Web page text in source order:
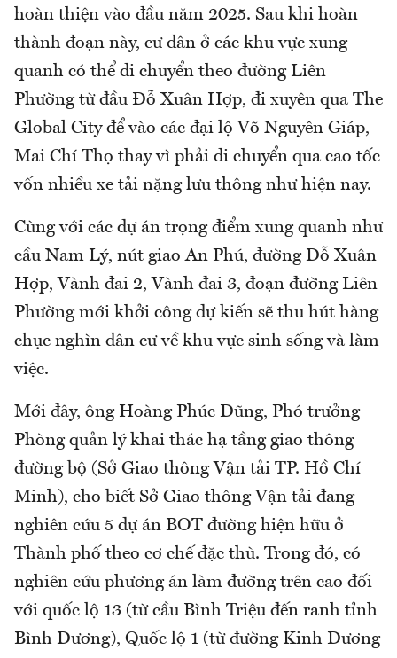
hoàn thiện vào đầu năm 2025. Sau khi hoàn
thành đoạn này, cư dân ở các khu vực xung
quanh có thể di chuyển theo đường Liên
Phường từ đầu Đỗ Xuân Hợp, đi xuyên qua The
Global City để vào các đại lộ Võ Nguyên Giáp,
Mai Chí Thọ thay vì phải di chuyển qua cao tốc
vốn nhiều xe tải nặng lưu thông như hiện nay.
Cùng với các dự án trọng điểm xung quanh như
cầu Nam Lý, nút giao An Phú, đường Đỗ Xuân
Hợp, Vành đai 2, Vành đai 3, đoạn đường Liên
Phường mới khởi công dự kiến sẽ thu hút hàng
chục nghìn dân cư về khu vực sinh sống và làm
việc.
Mới đây, ông Hoàng Phúc Dũng, Phó trưởng
Phòng quản lý khai thác hạ tầng giao thông
đường bộ (Sở Giao thông Vận tải TP. Hồ Chí
Minh), cho biết Sở Giao thông Vận tải đang
nghiên cứu 5 dự án BOT đường hiện hữu ở
Thành phố theo cơ chế đặc thù. Trong đó, có
nghiên cứu phương án làm đường trên cao đối
với quốc lộ 13 (từ cầu Bình Triệu đến ranh tỉnh
Bình Dương), Quốc lộ 1 (từ đường Kinh Dương